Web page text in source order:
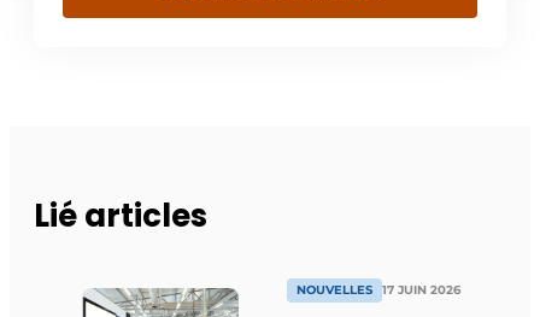
Lié articles
NOUVELLES 17 JUIN 2026